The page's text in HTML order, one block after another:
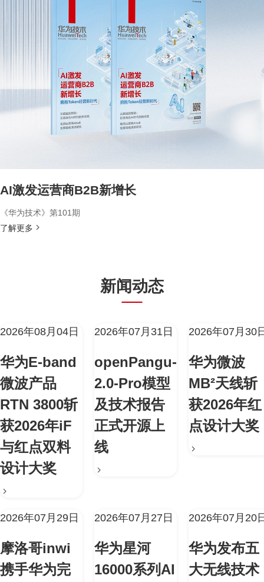
AI激发运营商B2B新增长
《华为技术》第101期
了解更多
新闻动态
2026年08月04日
华为E-band
微波产品
RTN 3800斩
获2026年iF
与红点双料
设计大奖
2026年07月31日
openPangu-
2.0-Pro模型
及技术报告
正式开源上
线
2026年07月30
华为微波
MB²天线斩
获2026年红
点设计大奖
2026年07月29日
摩洛哥inwi
携手华为完
2026年07月27日
华为星河
16000系列AI
2026年07月20
华为发布五
大无线技术